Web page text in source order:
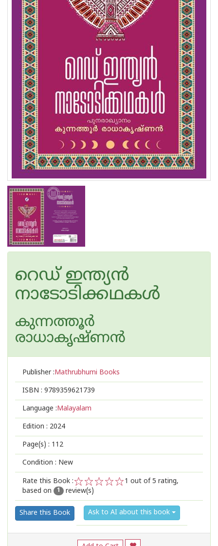
റെഡ് ഇന്ത്യൻ
നാടോടിക്കഥകൾ
കുന്നത്തൂർ
രാധാകൃഷ്ണൻ
Publisher :Mathrubhumi Books
ISBN : 9789359621739
Language :Malayalam
Edition : 2024
Page(s) : 112
Condition : New
Rate this Book :
2
1
1 out of 5 rating,
based on
1 review(s)
Share this Book Ask to AI about this book